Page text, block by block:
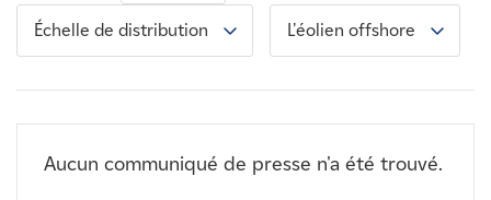
Contactez-nous
Échelle de distribution L'éolien offshore
Aucun communiqué de presse n'a été trouvé.